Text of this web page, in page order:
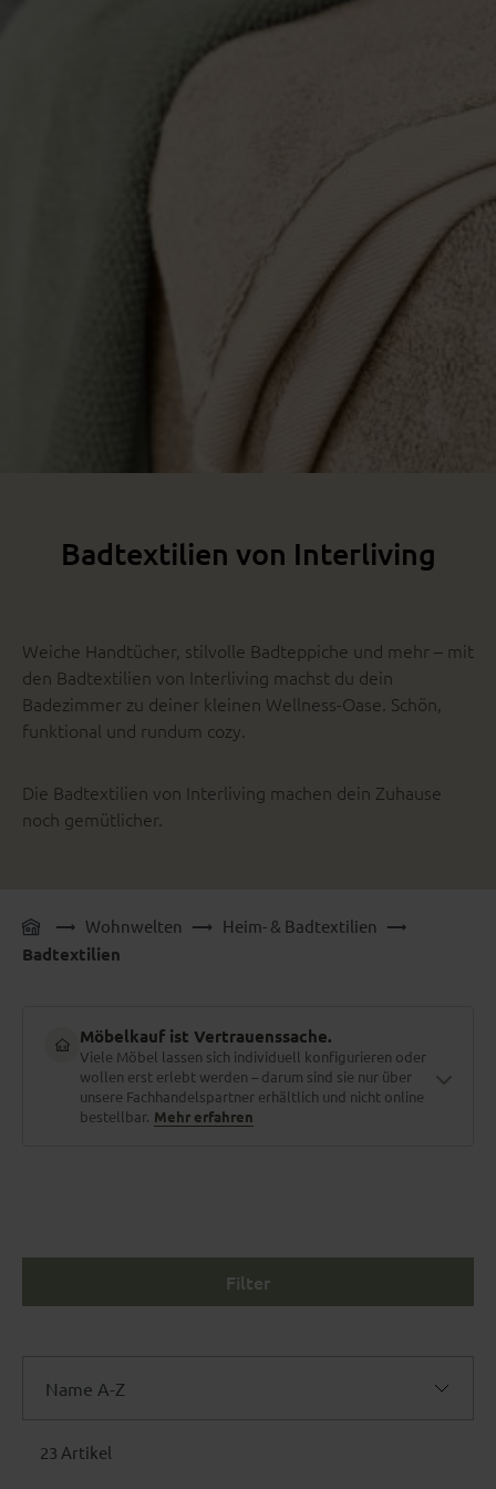
Badtextilien von Interliving
Weiche Handtücher, stilvolle Badteppiche und mehr – mit
den Badtextilien von Interliving machst du dein
Badezimmer zu deiner kleinen Wellness-Oase. Schön,
funktional und rundum cozy.
Die Badtextilien von Interliving machen dein Zuhause
noch gemütlicher.
Wohnwelten Heim- & Badtextilien
Badtextilien
Möbelkauf ist Vertrauenssache.
Viele Möbel lassen sich individuell konfigurieren oder
wollen erst erlebt werden – darum sind sie nur über
unsere Fachhandelspartner erhältlich und nicht online
bestellbar. Mehr erfahren
Größe, Bezug, Funktionen, Farbe – fast jedes Möbelstück lässt
Option.
Filter
23 Artikel
Name A-Z
Name A-Z